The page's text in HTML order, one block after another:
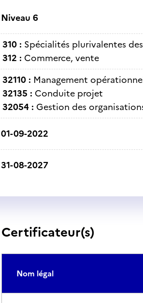
Niveau 6
310 : Spécialités plurivalentes
312 : Commerce, vente
32110 : Management
32135 : Conduite projet
32054 : Gestion des
01-09-2022
31-08-2027
Certificateur(s)
Nom légal